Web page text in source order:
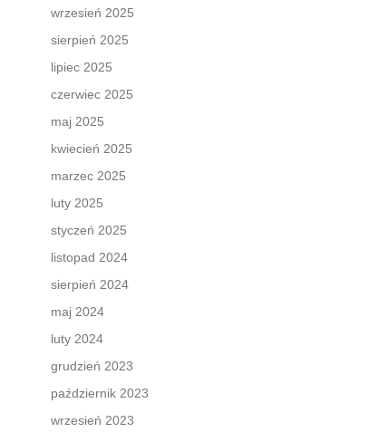
wrzesień 2025
sierpień 2025
lipiec 2025
czerwiec 2025
maj 2025
kwiecień 2025
marzec 2025
luty 2025
styczeń 2025
listopad 2024
sierpień 2024
maj 2024
luty 2024
grudzień 2023
październik 2023
wrzesień 2023